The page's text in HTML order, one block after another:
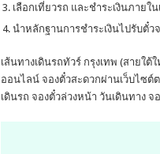
เลือกเที่ยวรถ และชำระเงินภายใ
นำหลักฐานการชำระเงินไปรับตั๋ว
เส้นทางเดินรถทัวร์ กรุงเทพ (สายใ
ออนไลน์ จองตั๋วสะดวกผ่านเว็บไซต์
เดินรถ จองตั๋วล่วงหน้า วันเดินทาง